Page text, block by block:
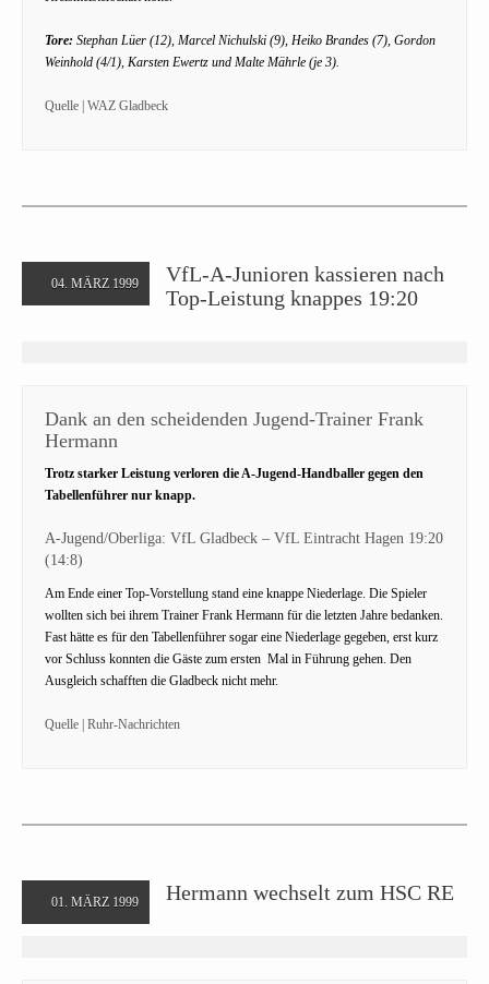
Tore: Stephan Lüer (12), Marcel Nichulski (9), Heiko Brandes (7), Gordon
Weinhold (4/1), Karsten Ewertz und Malte Mährle (je 3).
Quelle | WAZ Gladbeck
04. MÄRZ 1999
VfL-A-Junioren kassieren nach
Top-Leistung knappes 19:20
Dank an den scheidenden Jugend-Trainer Frank
Hermann
Trotz starker Leistung verloren die A-Jugend-Handballer gegen den
Tabellenführer nur knapp.
A-Jugend/Oberliga: VfL Gladbeck – VfL Eintracht Hagen 19:20
(14:8)
Am Ende einer Top-Vorstellung stand eine knappe Niederlage. Die Spieler
wollten sich bei ihrem Trainer Frank Hermann für die letzten Jahre bedanken.
Fast hätte es für den Tabellenführer sogar eine Niederlage gegeben, erst kurz
vor Schluss konnten die Gäste zum ersten Mal in Führung gehen. Den
Ausgleich schafften die Gladbeck nicht mehr.
Quelle | Ruhr-Nachrichten
01. MÄRZ 1999 Hermann wechselt zum HSC RE